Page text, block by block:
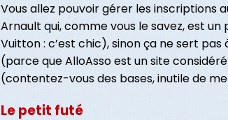
Vous allez pouvoir gérer les inscriptions
Arnault qui, comme vous le savez, est
Vuitton : c’est chic), sinon ça ne sert
(parce que AlloAsso est un site
(contentez-vous des bases, inutile de
Le petit futé